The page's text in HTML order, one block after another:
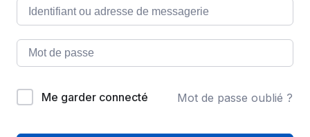
Me garder connecté Mot de passe oublié ?